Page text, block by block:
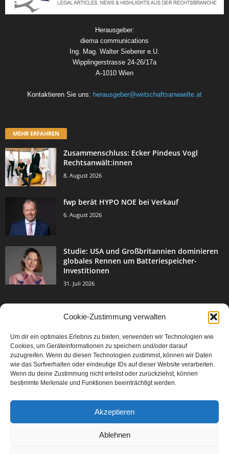
Cookie-Zustimmung verwalten
Um dir ein optimales Erlebnis zu bieten, verwenden wir Technologien wie
Cookies, um Geräteinformationen zu speichern und/oder darauf
zuzugreifen. Wenn du diesen Technologien zustimmst, können wir Daten
wie das Surfverhalten oder eindeutige IDs auf dieser Website verarbeiten.
Wenn du deine Zustimmung nicht erteilst oder zurückziehst, können
bestimmte Merkmale und Funktionen beeinträchtigt werden.
Akzeptieren
Ablehnen
Herausgeber:
diema communications
Ing. Mag. Walter Sieberer e.U.
Wipplingerstrasse 24-26/17a
A-1010 Wien
Kontaktieren Sie uns: herausgeber@wirtschaftsanwaelte.at
MEHR ERFAHREN
Zusammenschluss: Ecker Pindeus Vogl
Rechtsanwält:innen
8. August 2026
fwp berät HYPO NOE bei Verkauf
6. August 2026
Studie: USA und Großbritannien dominieren
globales Rennen um Batteriespeicher-
Investitionen
31. Juli 2026
Events & Success 3004
Breaking News 2067
Aktuelles
Featured Article
Karriere 567